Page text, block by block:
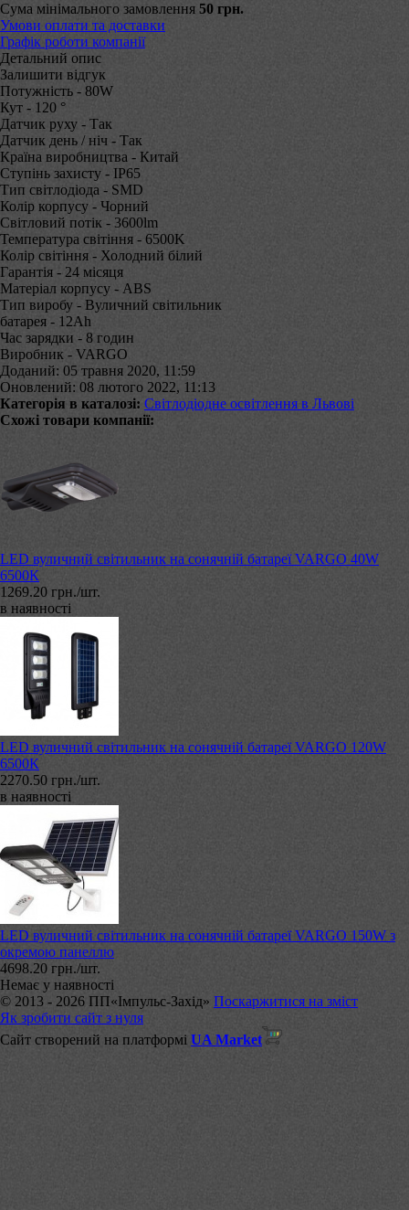
Сума мінімального замовлення 50 грн.
Умови оплати та доставки
Графік роботи компанії
Детальний опис
Залишити відгук
Потужність - 80W
Кут - 120 °
Датчик руху - Так
Датчик день / ніч - Так
Країна виробництва - Китай
Ступінь захисту - IP65
Тип світлодіода - SMD
Колір корпусу - Чорний
Світловий потік - 3600lm
Температура світіння - 6500K
Колір світіння - Холодний білий
Гарантія - 24 місяця
Матеріал корпусу - ABS
Тип виробу - Вуличний світильник
батарея - 12Ah
Час зарядки - 8 годин
Виробник - VARGO
Доданий: 05 травня 2020, 11:59
Оновлений: 08 лютого 2022, 11:13
Категорія в каталозі: Світлодіодне освітлення в Львові
Схожі товари компанії:
LED вуличний світильник на сонячній батареї VARGO 40W
6500К
1269.20 грн./шт.
в наявності
LED вуличний світильник на сонячній батареї VARGO 120W
6500К
2270.50 грн./шт.
в наявності
LED вуличний світильник на сонячній батареї VARGO 150W з
окремою панеллю
4698.20 грн./шт.
Немає у наявності
© 2013 - 2026 ПП«Імпульс-Захід» Поскаржитися на зміст
Як зробити сайт з нуля
Сайт створений на платформі UA Market